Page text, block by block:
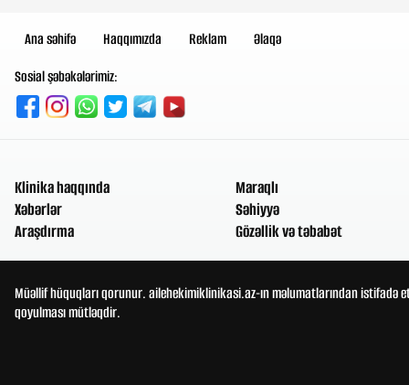
Ana səhifə Haqqımızda Reklam
Əlaqə
Sosial şəbəkələrimiz:
Klinika haqqında
Xəbərlər
Araşdırma
Maraqlı
Səhiyyə
Gözəllik və təbabət
Müəllif hüquqları qorunur. ailehekimiklinikasi.az-ın məlumatlarından
qoyulması mütləqdir.